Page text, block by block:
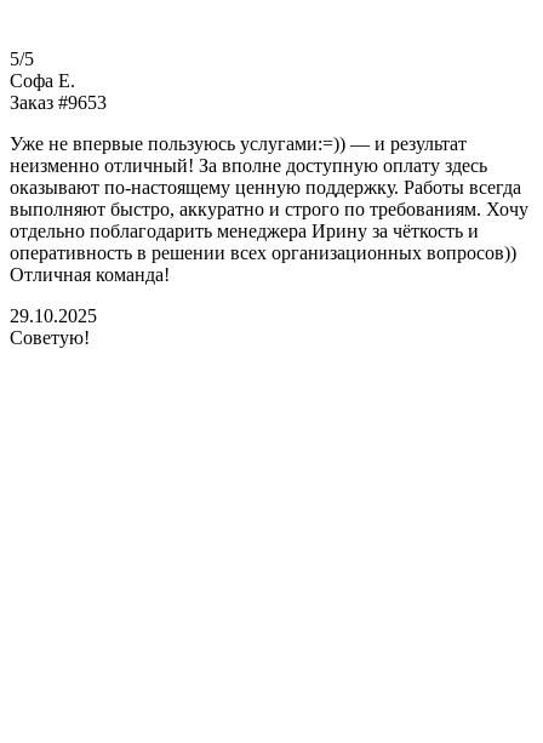
5/5
Софа Е.
Заказ #9653
Уже не впервые пользуюсь услугами:=)) — и результат
неизменно отличный! За вполне доступную оплату здесь
оказывают по-настоящему ценную поддержку. Работы всегда
выполняют быстро, аккуратно и строго по требованиям. Хочу
отдельно поблагодарить менеджера Ирину за чёткость и
оперативность в решении всех организационных вопросов))
Отличная команда!
29.10.2025
Советую!